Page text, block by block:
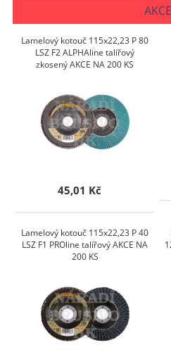
AKCE
Lamelový kotouč 115x22,23 P 80
LSZ F2 ALPHAline talířový
zkosený AKCE NA 200 KS
45,01 Kč
Lamelový kotouč 115x22,23 P 40
LSZ F1 PROline talířový AKCE NA
200 KS